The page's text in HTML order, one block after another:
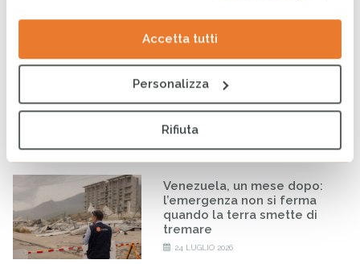
Accetta tutti
Personalizza
Rifiuta
Venezuela: CESVI e
Fondazione Prosolidar
insieme per sostenere la
popolazione colpita
dall’emergenza
Venezuela, un mese dopo:
l’emergenza non si ferma
quando la terra smette di
tremare
24 LUGLIO 2026